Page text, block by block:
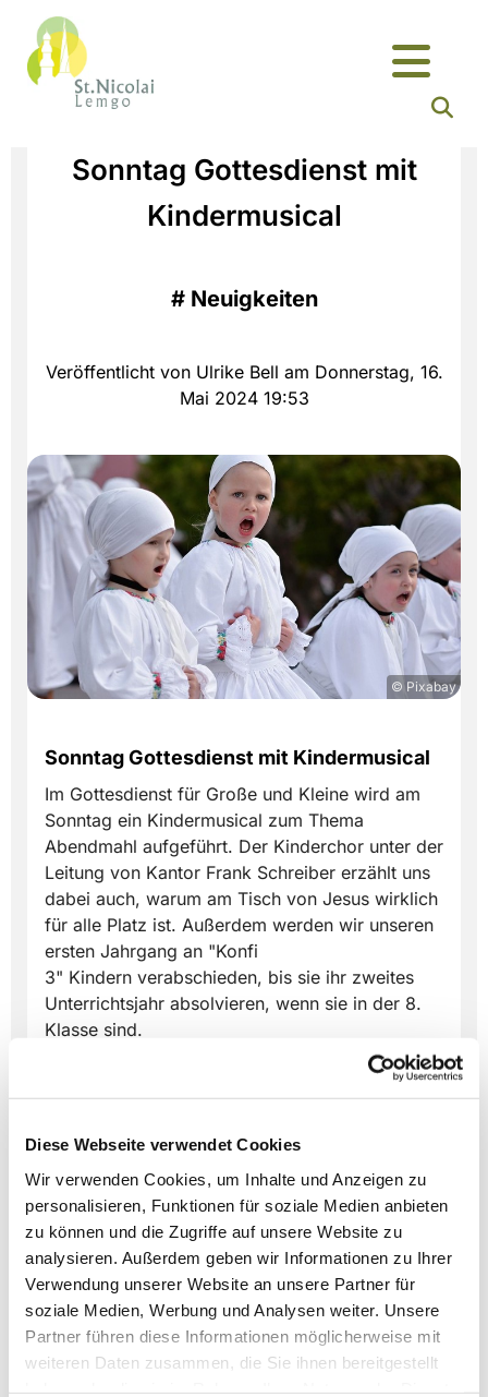
Diese Webseite verwendet Cookies
Wir verwenden Cookies, um Inhalte und Anzeigen zu
personalisieren, Funktionen für soziale Medien anbieten
zu können und die Zugriffe auf unsere Website zu
analysieren. Außerdem geben wir Informationen zu Ihrer
Verwendung unserer Website an unsere Partner für
soziale Medien, Werbung und Analysen weiter. Unsere
Partner führen diese Informationen möglicherweise mit
weiteren Daten zusammen, die Sie ihnen bereitgestellt
Sonntag Gottesdienst mit
Kindermusical
# Neuigkeiten
Veröffentlicht von Ulrike Bell am Donnerstag, 16.
Mai 2024 19:53
© Pixabay
Sonntag Gottesdienst mit Kindermusical
Im Gottesdienst für Große und Kleine wird am
Sonntag ein Kindermusical zum Thema
Abendmahl aufgeführt. Der Kinderchor unter der
Leitung von Kantor Frank Schreiber erzählt uns
dabei auch, warum am Tisch von Jesus wirklich
für alle Platz ist. Außerdem werden wir unseren
ersten Jahrgang an "Konfi
3" Kindern verabschieden, bis sie ihr zweites
Unterrichtsjahr absolvieren, wenn sie in der 8.
Klasse sind.
Dies könnte Sie auch
interessieren